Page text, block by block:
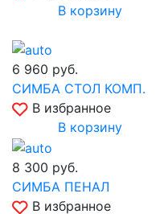
В корзину
6 960 руб.
СИМБА СТОЛ КОМП.
В избранное
В корзину
8 300 руб.
СИМБА ПЕНАЛ
В избранное